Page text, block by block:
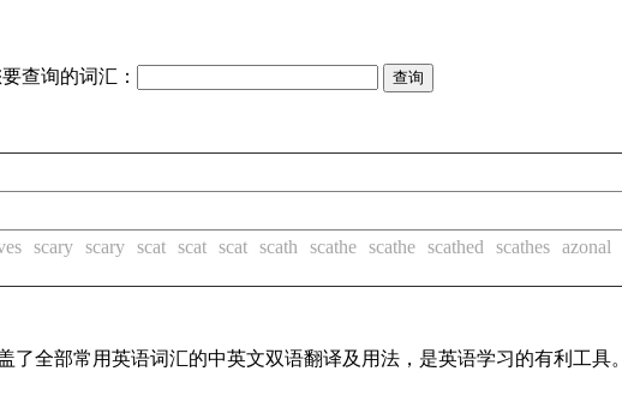
查询的词汇：
scary scary scat scat scat scath scathe scathe scathed scathes azonal
全部常用英语词汇的中英文双语翻译及用法，是英语学习的有利工具。